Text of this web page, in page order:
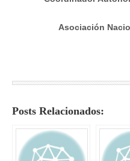
Asociación
Posts Relacionados: